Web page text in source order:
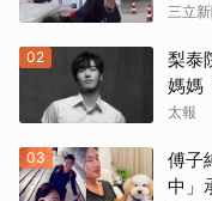
三立
02
梨泰
媽媽
太報
03
傅子
中」